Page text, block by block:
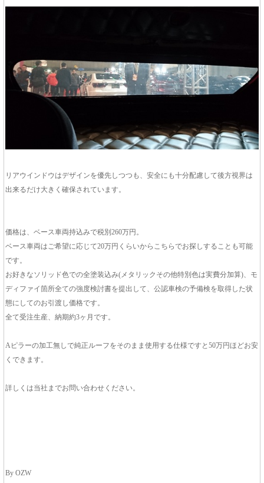
リアウインドウはデザインを優先しつつも、安全にも十分配慮して後方視界は
出来るだけ大きく確保されています。
価格は、ベース車両持込みで税別260万円。
ベース車両はご希望に応じて20万円くらいからこちらでお探しすることも可能
です。
お好きなソリッド色での全塗装込み(メタリックその他特別色は実費分加算)、モ
ディファイ箇所全ての強度検討書を提出して、公認車検の予備検を取得した状
態にしてのお引渡し価格です。
全て受注生産、納期約3ヶ月です。
Aピラーの加工無しで純正ルーフをそのまま使用する仕様ですと50万円ほどお安
くできます。
詳しくは当社までお問い合わせください。
By OZW